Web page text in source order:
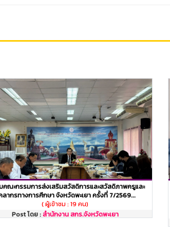
คณะกรรมการส่งเสริมสวัสดิการและสวัสดิภาพครูและ
ลากรทางการศึกษา จังหวัดพะเยา ครั้งที่ 7/2569...
( ผู้เข้าชม : 19 คน)
Post โดย :สำนักงาน สกร.จังหวัดพะเยา